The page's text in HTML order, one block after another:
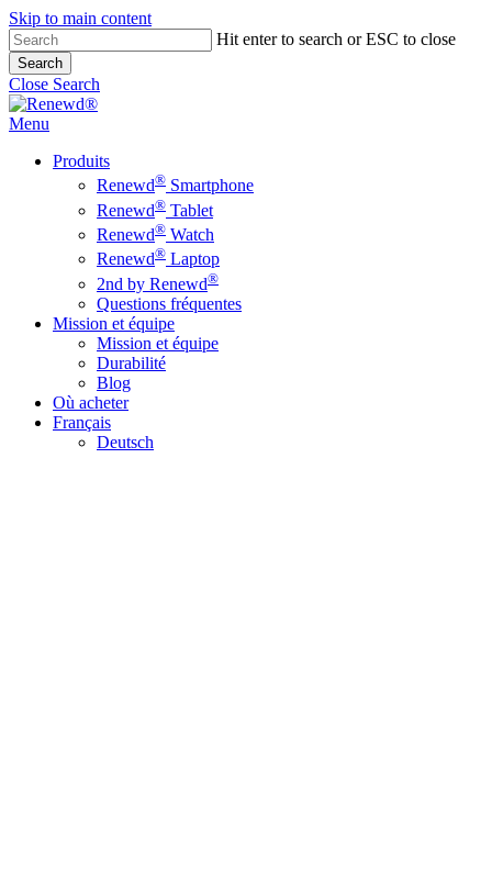
Skip to main content
Hit enter to search or ESC to close
Search
Close Search
Menu
Produits
Renewd® Smartphone
Renewd® Tablet
Renewd® Watch
Renewd® Laptop
2nd by Renewd®
Questions fréquentes
Mission et équipe
Mission et équipe
Durabilité
Blog
Où acheter
Français
Deutsch